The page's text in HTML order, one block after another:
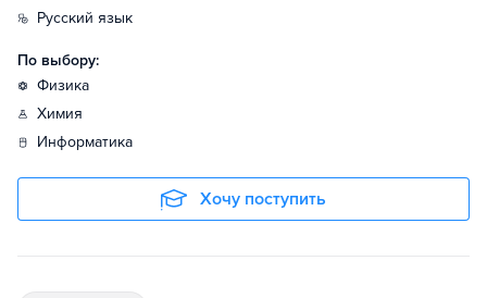
русский язык
По выбору:
физика
химия
информатика
Хочу поступить